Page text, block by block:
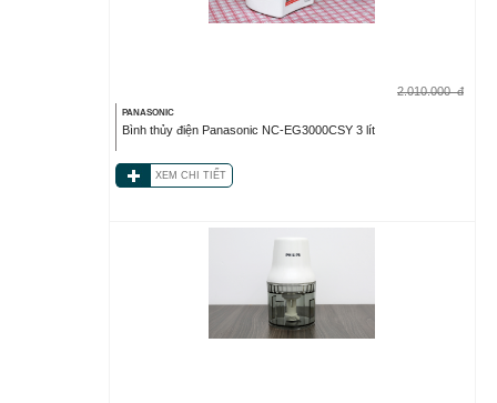
2.010.000 đ
PANASONIC
Bình thủy điện Panasonic NC-EG3000CSY 3 lít
XEM CHI TIẾT